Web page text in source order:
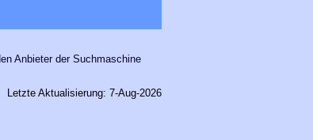
Anbieter der Suchmaschine
Letzte Aktualisierung: 7-Aug-2026